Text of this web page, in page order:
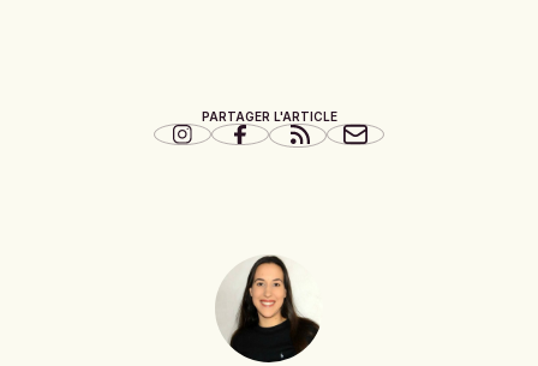
PARTAGER L'ARTICLE